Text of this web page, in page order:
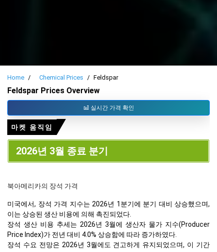
Home Chemical Prices Feldspar
Feldspar Prices Overview
실시간 가격 확인
마켓 움직임
2026년 3월 종료 분기
북아메리카의 장석 가격
미국에서, 장석 가격 지수는 2026년 1분기에 분기 대비 상승했으며,
이는 상승된 생산 비용에 의해 촉진되었다.
장석 생산 비용 추세는 2026년 3월에 생산자 물가 지수(Producer
Price Index)가 전년 대비 4.0% 상승함에 따라 증가하였다.
장석 수요 전망은 2026년 3월에도 견고하게 유지되었으며, 이 기간